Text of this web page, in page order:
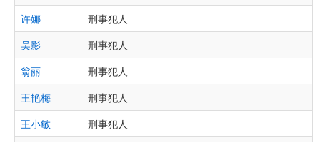
许娜
刑事犯人
吴影
刑事犯人
翁丽
刑事犯人
王艳梅
刑事犯人
王小敏
刑事犯人